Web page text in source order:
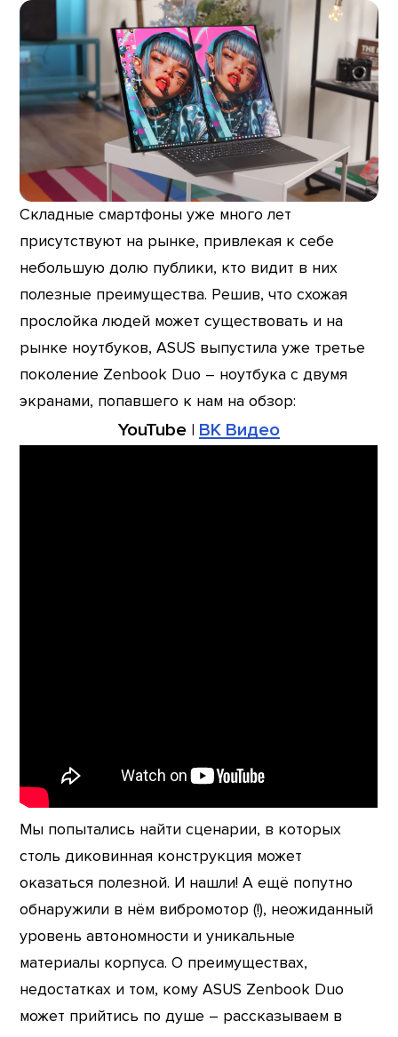
Складные смартфоны уже много лет
присутствуют на рынке, привлекая к себе
небольшую долю публики, кто видит в них
полезные преимущества. Решив, что схожая
прослойка людей может существовать и на
рынке ноутбуков, ASUS выпустила уже третье
поколение Zenbook Duo – ноутбука с двумя
экранами, попавшего к нам на обзор:
YouTube | ВК Видео
Мы попытались найти сценарии, в которых
столь диковинная конструкция может
оказаться полезной. И нашли! А ещё попутно
обнаружили в нём вибромотор (!), неожиданный
уровень автономности и уникальные
материалы корпуса. О преимуществах,
недостатках и том, кому ASUS Zenbook Duo
может прийтись по душе – рассказываем в